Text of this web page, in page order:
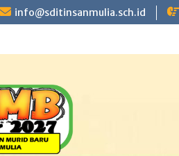
info@sditinsanmulia.sch.id